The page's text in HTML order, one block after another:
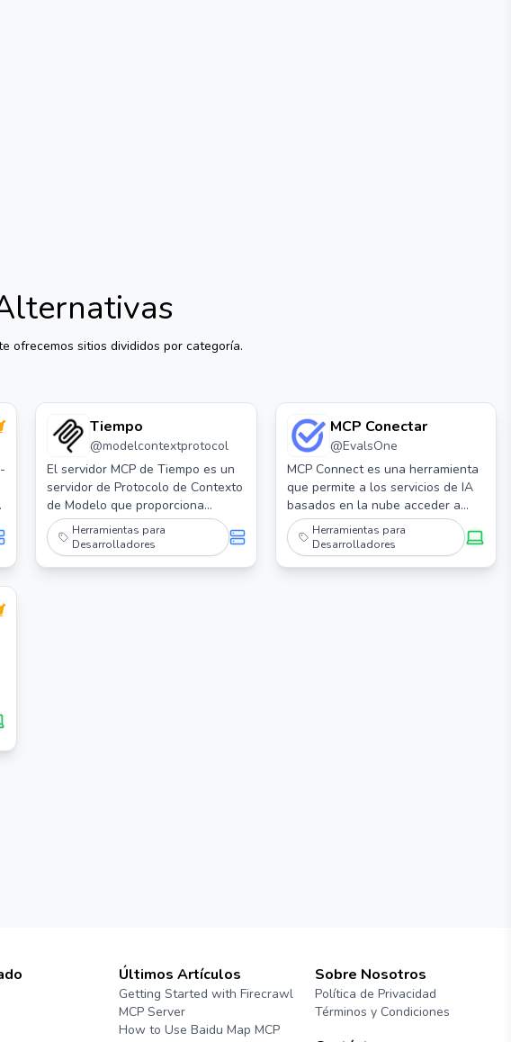
ofrecemos sitios divididos por categoría.
Tiempo
@modelcontextprotocol
El servidor MCP de Tiempo es un
servidor de Protocolo de Contexto
de Modelo que proporciona
capacidades de conversión de
tiempo y zona horaria. Permite a
los LLM obtener información sobre
Herramientas para
Desarrolladores
MCP Conectar
@EvalsOne
MCP Connect es una herramienta
que permite a los servicios de IA
basados en la nube acceder a
servidores locales del Protocolo
de Contexto de Modelo (MCP)
basados en Stdio, cerrando la
Herramientas para
Desarrolladores
Últimos Artículos
Getting Started with Firecrawl
MCP Server
How to Use Baidu Map MCP
Sobre Nosotros
Política de Privacidad
Términos y Condiciones